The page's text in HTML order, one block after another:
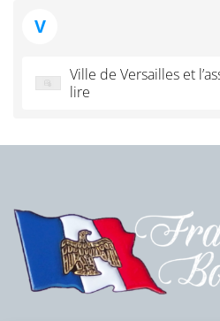
V
Ville de Versailles et
lire